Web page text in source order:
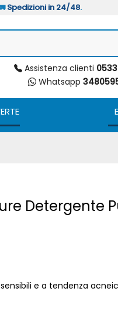
Spedizioni in 24/48.
Assistenza clienti
Whatsapp
Detergente
e a tendenza